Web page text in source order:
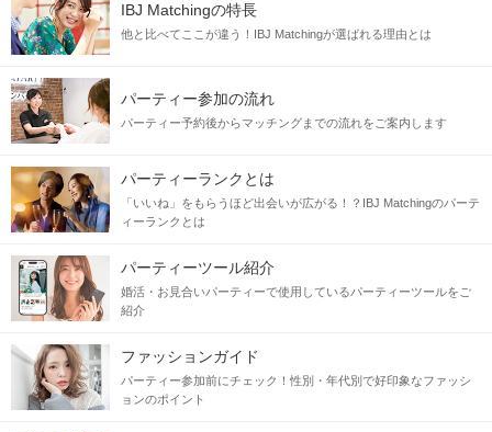
IBJ Matchingの特長
他と比べてここが違う！IBJ Matchingが選ばれる理由とは
パーティー参加の流れ
パーティー予約後からマッチングまでの流れをご案内します
パーティーランクとは
「いいね」をもらうほど出会いが広がる！？IBJ Matchingのパーテ
ィーランクとは
パーティーツール紹介
婚活・お見合いパーティーで使用しているパーティーツールをご
紹介
ファッションガイド
パーティー参加前にチェック！性別・年代別で好印象なファッシ
ョンのポイント